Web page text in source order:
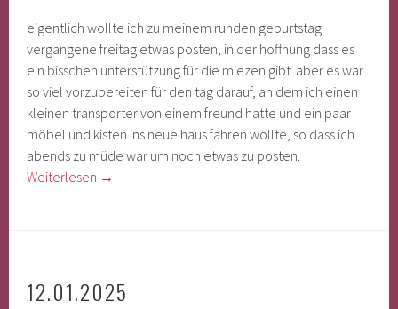
eigentlich wollte ich zu meinem runden geburtstag
vergangene freitag etwas posten, in der hoffnung dass es
ein bisschen unterstützung für die miezen gibt. aber es war
so viel vorzubereiten für den tag darauf, an dem ich einen
kleinen transporter von einem freund hatte und ein paar
möbel und kisten ins neue haus fahren wollte, so dass ich
abends zu müde war um noch etwas zu posten.
Weiterlesen →
12.01.2025